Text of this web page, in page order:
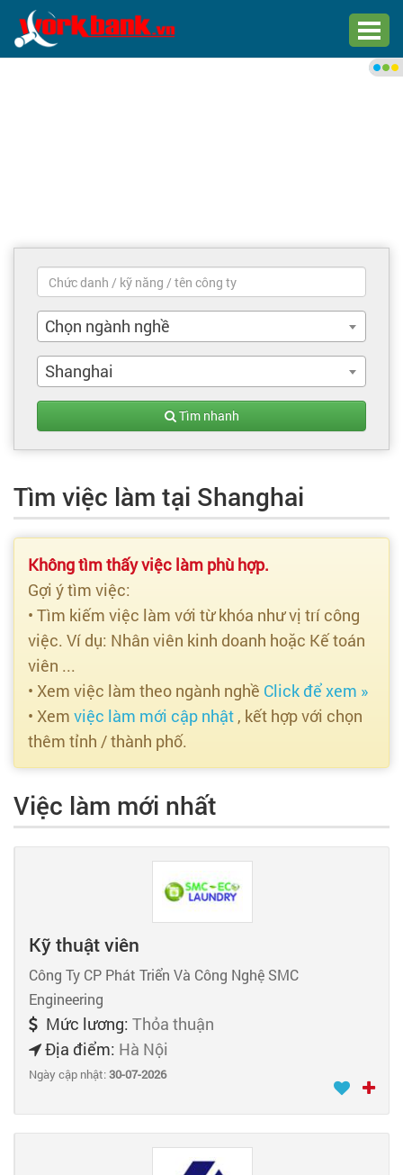
Việc làm mới nhất
Tìm việc làm
Tạo hồ sơ
Cẩm nang việc làm
Bạn cần tuyển người
Nhà tuyển dụng
Chọn ngành nghề
Shanghai
Tìm nhanh
Tìm việc làm tại Shanghai
Không tìm thấy việc làm phù hợp.
Gợi ý tìm việc:
• Tìm kiếm việc làm với từ khóa như vị trí công
việc. Ví dụ: Nhân viên kinh doanh hoặc Kế toán
viên ...
• Xem việc làm theo ngành nghề Click để xem »
• Xem việc làm mới cập nhật , kết hợp với chọn
thêm tỉnh / thành phố.
Việc làm mới nhất
Kỹ thuật viên
Công Ty CP Phát Triển Và Công Nghệ SMC
Engineering
Mức lương: Thỏa thuận
Địa điểm: Hà Nội
Ngày cập nhật:30-07-2026